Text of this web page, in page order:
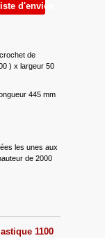
d'envies
de
) x largeur 50
445 mm
les unes aux
de 2000
1100